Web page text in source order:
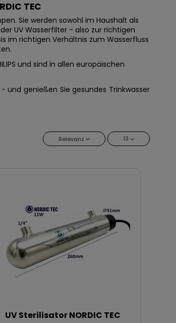
TEC
Sie werden sowohl im Haushalt als
UV Wasserfilter - also zur richtigen
im richtigen Verhältnis zum Wasserfluss
und sind in allen europäischen
und genießen Sie gesundes Trinkwasser
Relevanz 13
UV Sterilisator NORDIC TEC